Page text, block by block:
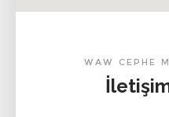
WAW CEPHE